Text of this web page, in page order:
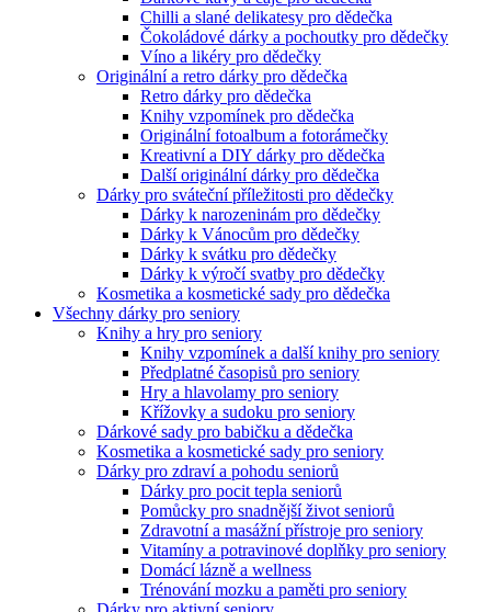
Chilli a slané delikatesy pro dědečka
Čokoládové dárky a pochoutky pro dědečky
Víno a likéry pro dědečky
Originální a retro dárky pro dědečka
Retro dárky pro dědečka
Knihy vzpomínek pro dědečka
Originální fotoalbum a fotorámečky
Kreativní a DIY dárky pro dědečka
Další originální dárky pro dědečka
Dárky pro sváteční příležitosti pro dědečky
Dárky k narozeninám pro dědečky
Dárky k Vánocům pro dědečky
Dárky k svátku pro dědečky
Dárky k výročí svatby pro dědečky
Kosmetika a kosmetické sady pro dědečka
Všechny dárky pro seniory
Knihy a hry pro seniory
Knihy vzpomínek a další knihy pro seniory
Předplatné časopisů pro seniory
Hry a hlavolamy pro seniory
Křížovky a sudoku pro seniory
Dárkové sady pro babičku a dědečka
Kosmetika a kosmetické sady pro seniory
Dárky pro zdraví a pohodu seniorů
Dárky pro pocit tepla seniorů
Pomůcky pro snadnější život seniorů
Zdravotní a masážní přístroje pro seniory
Vitamíny a potravinové doplňky pro seniory
Domácí lázně a wellness
Trénování mozku a paměti pro seniory